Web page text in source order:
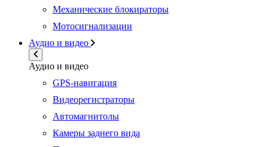
Механические блокираторы
Мотосигнализации
Аудио и видео
Аудио и видео
GPS-навигация
Видеорегистраторы
Автомагнитолы
Камеры заднего вида